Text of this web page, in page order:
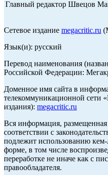
Главный редактор Швецов
Сетевое издание megacritic.ru
Язык(и): русский
Перевод наименования
Российской Федерации:
Доменное имя сайта в
телекоммуникационной сети
издания): megacritic.ru
Вся информация, размещенная
соответствии с
подлежит использованию
форме, в том числе
переработке не иначе как с
правообладателя.